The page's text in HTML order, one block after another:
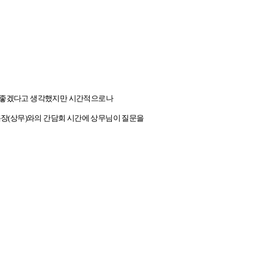
겠다고 생각했지만 시간적으로나
(상무)와의 간담회 시간에 상무님이 질문을